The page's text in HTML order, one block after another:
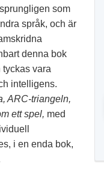
som
språk, och är
denna bok
tyckas vara
intelligens.
ARC-triangeln,
ett spel, med
i en enda bok,